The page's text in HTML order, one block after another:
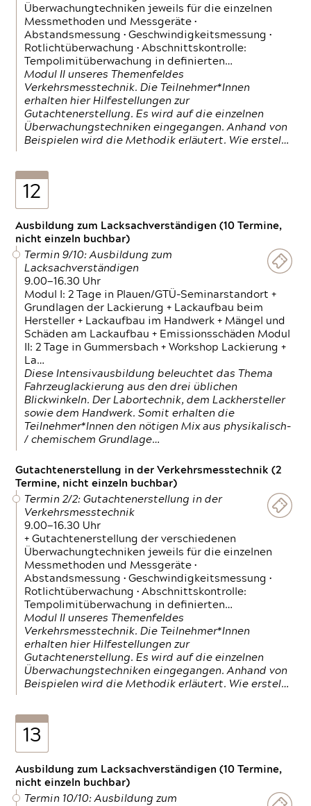
Überwachungtechniken jeweils für die einzelnen
Messmethoden und Messgeräte •
Abstandsmessung • Geschwindigkeitsmessung •
Rotlichtüberwachung • Abschnittskontrolle:
Tempolimitüberwachung in definierten…
Modul II unseres Themenfeldes
Verkehrsmesstechnik. Die Teilnehmer*Innen
erhalten hier Hilfestellungen zur
Gutachtenerstellung. Es wird auf die einzelnen
Überwachungstechniken eingegangen. Anhand von
Beispielen wird die Methodik erläutert. Wie erstel…
12
Ausbildung zum Lacksachverständigen (10 Termine,
nicht einzeln buchbar)
Termin 9/10: Ausbildung zum
Lacksachverständigen
9.00—16.30 Uhr
Modul I: 2 Tage in Plauen/GTÜ-Seminarstandort +
Grundlagen der Lackierung + Lackaufbau beim
Hersteller + Lackaufbau im Handwerk + Mängel und
Schäden am Lackaufbau + Emissionsschäden Modul
II: 2 Tage in Gummersbach + Workshop Lackierung +
La…
Diese Intensivausbildung beleuchtet das Thema
Fahrzeuglackierung aus den drei üblichen
Blickwinkeln. Der Labortechnik, dem Lackhersteller
sowie dem Handwerk. Somit erhalten die
Teilnehmer*Innen den nötigen Mix aus physikalisch-
/ chemischem Grundlage…
Gutachtenerstellung in der Verkehrsmesstechnik (2
Termine, nicht einzeln buchbar)
Termin 2/2: Gutachtenerstellung in der
Verkehrsmesstechnik
9.00—16.30 Uhr
+ Gutachtenerstellung der verschiedenen
Überwachungtechniken jeweils für die einzelnen
Messmethoden und Messgeräte •
Abstandsmessung • Geschwindigkeitsmessung •
Rotlichtüberwachung • Abschnittskontrolle:
Tempolimitüberwachung in definierten…
Modul II unseres Themenfeldes
Verkehrsmesstechnik. Die Teilnehmer*Innen
erhalten hier Hilfestellungen zur
Gutachtenerstellung. Es wird auf die einzelnen
Überwachungstechniken eingegangen. Anhand von
Beispielen wird die Methodik erläutert. Wie erstel…
13
Ausbildung zum Lacksachverständigen (10 Termine,
nicht einzeln buchbar)
Termin 10/10: Ausbildung zum